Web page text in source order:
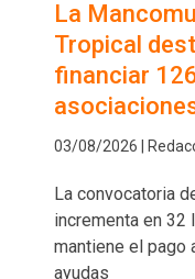
La
Tropical
financiar
03/08/2026 |
La convocatoria
incrementa en
mantiene el pago
ayudas